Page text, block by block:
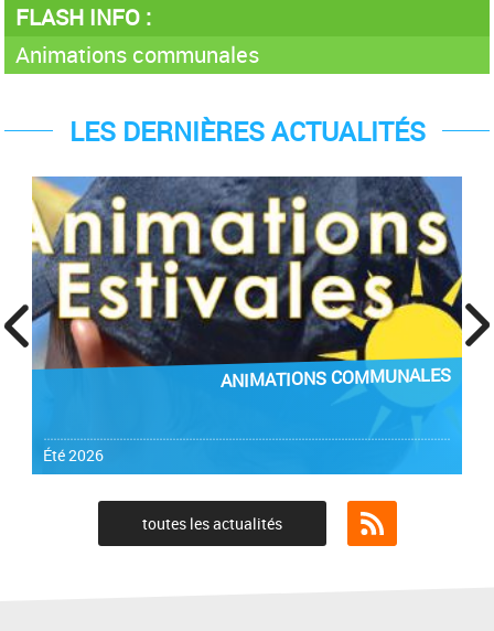
FLASH INFO :
Animations communales
LES DERNIÈRES ACTUALITÉS
ANIMATIONS COMMUNALES
Été 2026
prev
next
toutes les actualités